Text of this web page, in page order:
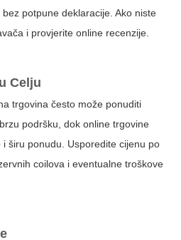
potpune deklaracije. Ako niste
i provjerite online recenzije.
Celju
trgovina često može ponuditi
podršku, dok online trgovine
širu ponudu. Usporedite cijenu po
coilova i eventualne troškove